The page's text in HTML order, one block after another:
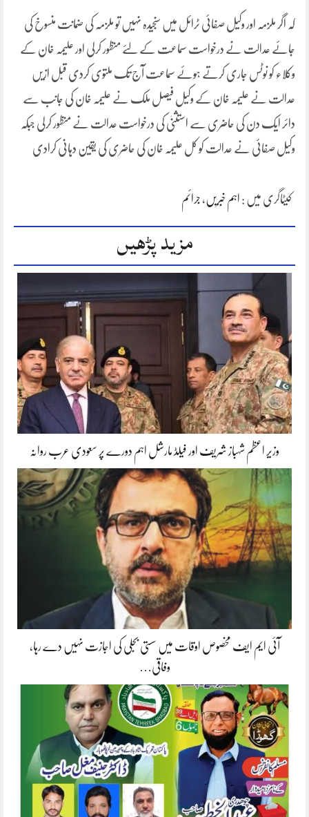
کہ اگر ملزمہ اور وکیل صفائی ٹرائل میں سنجیدہ نہیں تو ملزمہ کی ضمانت منسوخ کی
جائے عدالت نے درخواست سماعت کے لئے منظور کرلی اور علیمہ خان کے
وکلاء کو نوٹس جاری کرتے ہوئے سماعت آج تک ملتوی کردی قبل ازیں
عدالت نے علیمہ خان کے وکیل فیصل ملک نے علیمہ خان کی جانب سے
دائر ایک دن کی حاضری سے استثنیٰ کی درخواست عدالت نے منظور کرلی جبکہ
وکیل صفائی نے عدالت کو کل علیمہ خان کی حاضری کی یقین دہانی کرادی
کیٹاگری میں : اہم خبریں، جرائم
مزید پڑھیں
وزیر اعظم شہباز شریف اور فیلڈ مارشل اہم دورے پر سعودی عرب روانہ
آئی ایم ایف مخصوص اوقات میں سستی بجلی کی اجازت نہیں دے رہا،
وفاقی…